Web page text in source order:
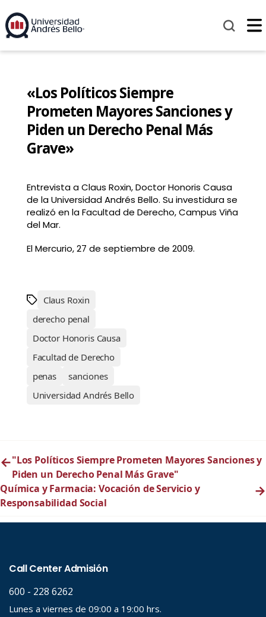
«Los Políticos Siempre
Prometen Mayores Sanciones y
Piden un Derecho Penal Más
Grave»
Entrevista a Claus Roxin, Doctor Honoris Causa
de la Universidad Andrés Bello. Su investidura se
realizó en la Facultad de Derecho, Campus Viña
del Mar.
El Mercurio, 27 de septiembre de 2009.
Claus Roxin
derecho penal
Doctor Honoris Causa
Facultad de Derecho
penas
sanciones
Universidad Andrés Bello
←"Los Políticos Siempre Prometen Mayores Sanciones y
Piden un Derecho Penal Más Grave"
Química y Farmacia: Vocación de Servicio y
Responsabilidad Social
→